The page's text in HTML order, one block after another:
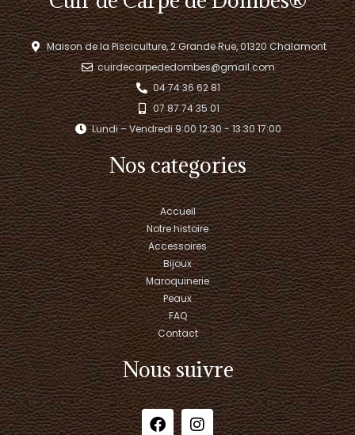
Maison de la Pisciculture, 2 Grande Rue, 01320 Chalamont
cuirdecarpededombes@gmail.com
04 74 36 62 81
07 87 74 35 01
Lundi – Vendredi 9:00 12:30 - 13:30 17:00​
Nos categories
Accueil
Notre histoire
Accessoires
Bijoux
Maroquinerie
Peaux
FAQ
Contact
Nous suivre